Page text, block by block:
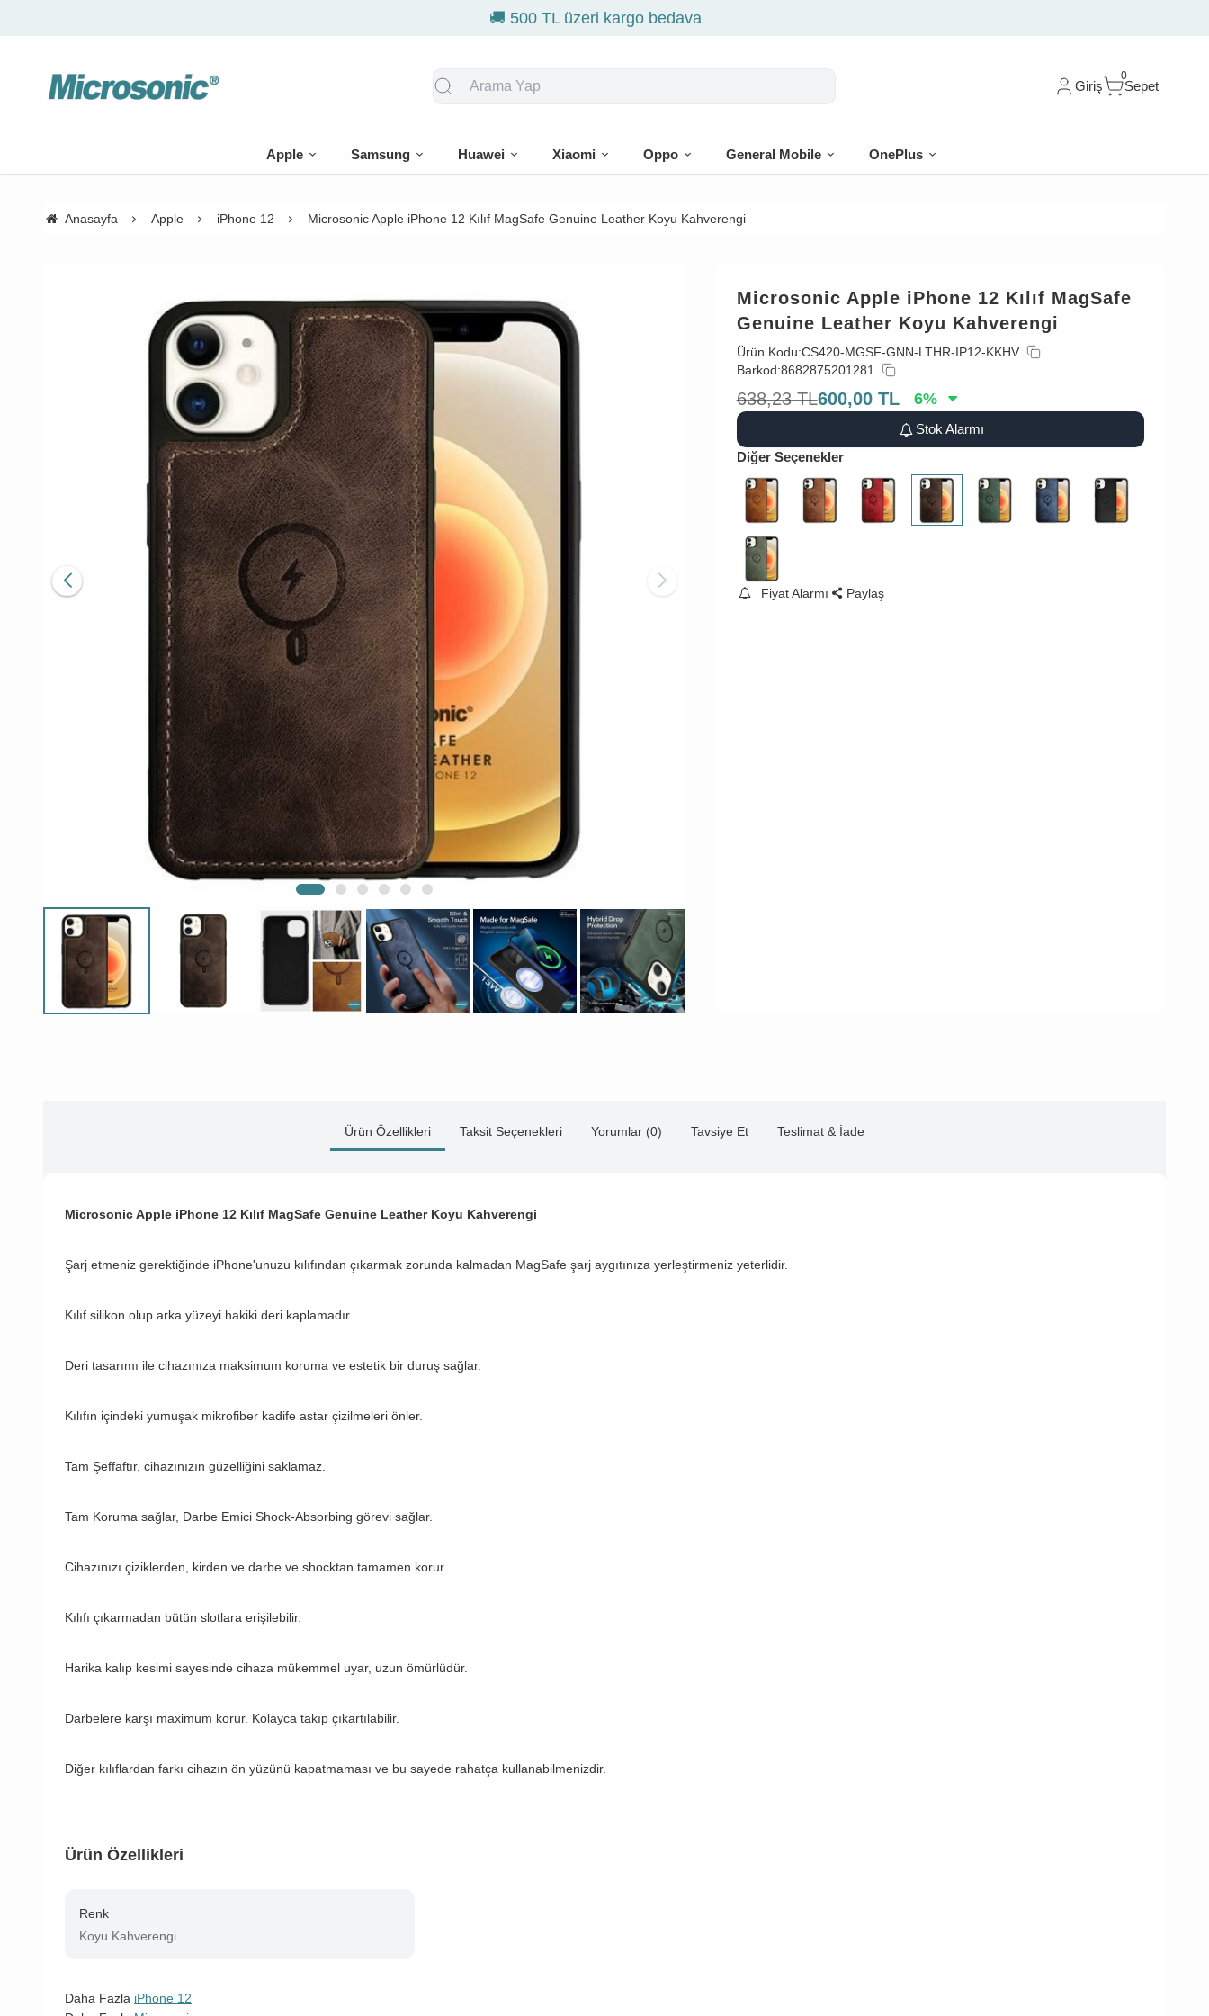
🎁 İlk siparişe %10 indirim
Giriş
0
Sepet
Apple Samsung Huawei Xiaomi Oppo General Mobile OnePlus
Anasayfa Apple iPhone 12 Microsonic Apple iPhone 12 Kılıf MagSafe Genuine Leather Koyu Kahverengi
Microsonic Apple iPhone 12 Kılıf MagSafe
Genuine Leather Koyu Kahverengi
Ürün Kodu:CS420-MGSF-GNN-LTHR-IP12-KKHV
Barkod:8682875201281
638,23 TL600,00 TL 6%
Stok Alarmı
Diğer Seçenekler
Fiyat Alarmı Paylaş
Ürün Özellikleri Taksit Seçenekleri Yorumlar (0) Tavsiye Et Teslimat & İade
Microsonic Apple iPhone 12 Kılıf MagSafe Genuine Leather Koyu Kahverengi
Şarj etmeniz gerektiğinde iPhone'unuzu kılıfından çıkarmak zorunda kalmadan MagSafe şarj aygıtınıza yerleştirmeniz yeterlidir.
Kılıf silikon olup arka yüzeyi hakiki deri kaplamadır.
Deri tasarımı ile cihazınıza maksimum koruma ve estetik bir duruş sağlar.
Kılıfın içindeki yumuşak mikrofiber kadife astar çizilmeleri önler.
Tam Şeffaftır, cihazınızın güzelliğini saklamaz.
Tam Koruma sağlar, Darbe Emici Shock-Absorbing görevi sağlar.
Cihazınızı çiziklerden, kirden ve darbe ve shocktan tamamen korur.
Kılıfı çıkarmadan bütün slotlara erişilebilir.
Harika kalıp kesimi sayesinde cihaza mükemmel uyar, uzun ömürlüdür.
Darbelere karşı maximum korur. Kolayca takıp çıkartılabilir.
Diğer kılıflardan farkı cihazın ön yüzünü kapatmaması ve bu sayede rahatça kullanabilmenizdir.
Ürün Özellikleri
Renk
Koyu Kahverengi
Daha Fazla iPhone 12